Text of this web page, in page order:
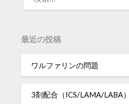
最近の投稿
ワルファリンの問題
3剤配合（ICS/LAMA/LABA